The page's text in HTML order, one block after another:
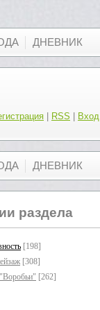
ДНЕВНИК
RSS Вход
ДНЕВНИК
раздела
[198]
[308]
[262]